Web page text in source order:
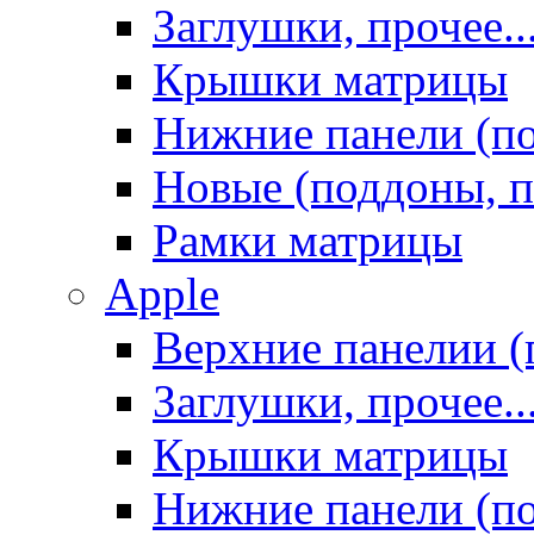
Заглушки,
Крышки матрицы
Нижние панели
Новые (поддоны,
Рамки матрицы
Apple
Верхние панелии
Заглушки,
Крышки матрицы
Нижние панели